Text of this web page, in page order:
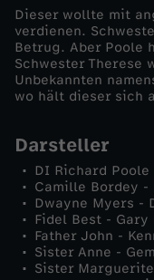
s
e
-
D
e
r
Dieser wollte mit
verdienen.
Betrug. Aber Poole
Schwester Therese
Unbekannten
wo hält dieser sich
Darsteller
DI Richard
Camille Bordey -
Dwayne Myers -
Fidel Best - Gary
Father John -
Sister Anne -
Sister